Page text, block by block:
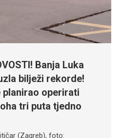
Banja Luka
bilježi rekorde!
planirao operirati
tri puta tjedno
(Zagreb), foto: